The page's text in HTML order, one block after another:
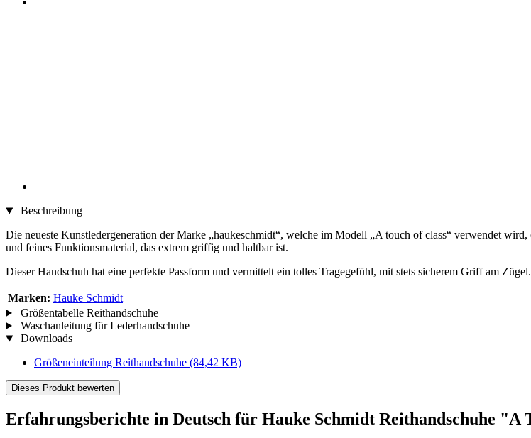
Beschreibung
Die neueste Kunstledergeneration der Marke „haukeschmidt“, welche im Modell „A touch of class“ verwendet
und feines Funktionsmaterial, das extrem griffig und haltbar ist.
Dieser Handschuh hat eine perfekte Passform und vermittelt ein tolles Tragegefühl, mit stets sicherem Griff am
Marken: Hauke Schmidt
Größentabelle Reithandschuhe
Waschanleitung für Lederhandschuhe
Downloads
Größeneinteilung Reithandschuhe (84,42 KB)
Dieses Produkt bewerten
Erfahrungsberichte in Deutsch für Hauke Schmidt Reithandschuhe "A